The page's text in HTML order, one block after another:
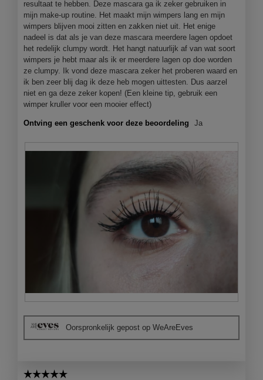
1
.
e
o
p
e
n
j
e
e
e
n
m
d
a
.
resultaat te hebben. Deze mascara ga ik zeker gebruiken in
mijn make-up routine. Het maakt mijn wimpers lang en mijn
wimpers blijven mooi zitten en zakken niet uit. Het enige
nadeel is dat als je van deze mascara meerdere lagen opdoet
het redelijk clumpy wordt. Het hangt natuurlijk af van wat soort
wimpers je hebt maar als ik er meerdere lagen op doe worden
ze clumpy. Ik vond deze mascara zeker het proberen waard en
ik ben zeer blij dag ik deze heb mogen uittesten. Dus aarzel
niet en ga deze zeker kopen! (Een kleine tip, gebruik een
wimper kruller voor een mooier effect)
Ontving een geschenk voor deze beoordeling Ja
e
o
e
o
o
t
Oorspronkelijk gepost op WeAreEves
☆☆☆☆☆
☆☆☆☆☆